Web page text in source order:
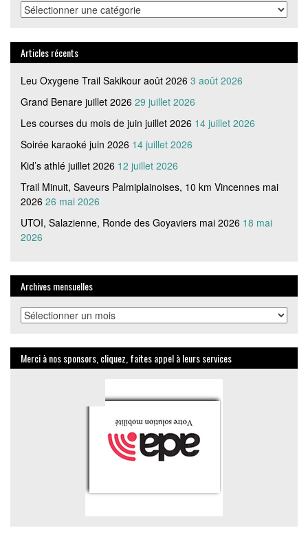
Recherche
articles
catégorie
Articles récents
Leu Oxygene Trail Sakikour août 2026 3 août 2026
Grand Benare juillet 2026 29 juillet 2026
Les courses du mois de juin juillet 2026 14 juillet 2026
Soirée karaoké juin 2026 14 juillet 2026
Kid’s athlé juillet 2026 12 juillet 2026
Trail Minuit, Saveurs Palmiplainoises, 10 km Vincennes mai
2026 26 mai 2026
UTOI, Salazienne, Ronde des Goyaviers mai 2026 18 mai
2026
Archives mensuelles
Archives
mensuelles
Merci à nos sponsors, cliquez, faites appel à leurs services